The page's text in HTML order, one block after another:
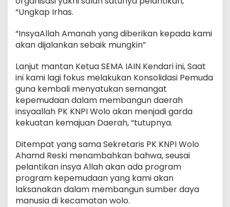
“Ungkap Irhas.
“InsyaAllah Amanah yang diberikan kepada kami
akan dijalankan sebaik mungkin”
Lanjut mantan Ketua SEMA IAIN Kendari ini, Saat
ini kami lagi fokus melakukan Konsolidasi Pemuda
guna kembali menyatukan semangat
kepemudaan dalam membangun daerah
insyaallah PK KNPI Wolo akan menjadi garda
kekuatan kemajuan Daerah, “tutupnya.
Ditempat yang sama Sekretaris PK KNPI Wolo
Ahamd Reski menambahkan bahwa, seusai
pelantikan insya Allah akan ada program
program kepemudaan yang kami akan
laksanakan dalam membangun sumber daya
manusia di kecamatan wolo.